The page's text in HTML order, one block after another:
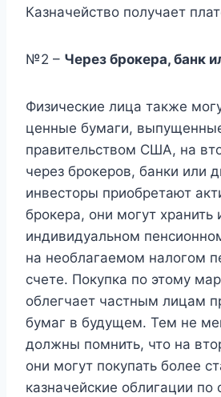
Казначейство получает
№2 – Через брокера, банк
Физические лица также
ценные бумаги,
правительством США, на
через брокеров, банки или
инвесторы приобретают
брокера, они могут хранить
индивидуальном
на необлагаемом налогом
счете. Покупка по этому
облегчает частным лицам
бумаг в будущем. Тем не
должны помнить, что на
они могут покупать более
казначейские облигации по